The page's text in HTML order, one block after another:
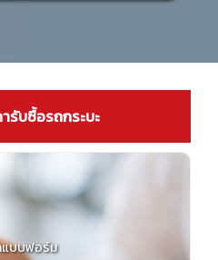
รับซื้อรถกระบะ
บบฟอร์ม